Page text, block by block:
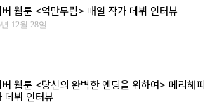
버 웹툰 <억만무림> 매일 작가 데뷔 인터뷰
12월 28일
버 웹툰 <당신의 완벽한 엔딩을 위하여> 메리해피
데뷔 인터뷰